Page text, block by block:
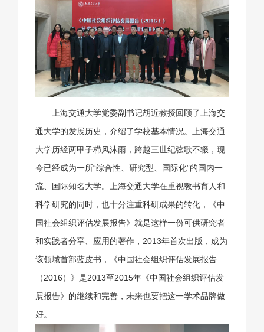
上海交通大学党委副书记胡近教授回顾了上海交
通大学的发展历史，介绍了学校基本情况。上海交通
大学历经两甲子栉风沐雨，跨越三世纪弦歌不辍，现
今已经成为一所“综合性、研究型、国际化”的国内一
流、国际知名大学。上海交通大学在重视教书育人和
科学研究的同时，也十分注重科研成果的转化，《中
国社会组织评估发展报告》就是这样一份可供研究者
和实践者分享、应用的著作，2013年首次出版，成为
该领域首部蓝皮书，《中国社会组织评估发展报告
（2016）》是2013至2015年《中国社会组织评估发
展报告》的继续和完善，未来也要把这一学术品牌做
好。